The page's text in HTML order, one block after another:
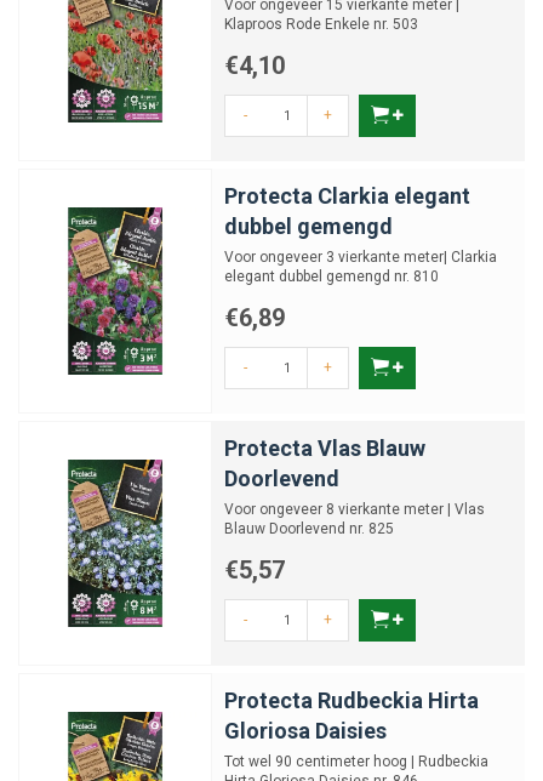
Voor ongeveer 15 vierkante meter |
Klaproos Rode Enkele nr. 503
€4,10
- +
Protecta Clarkia elegant
dubbel gemengd
Voor ongeveer 3 vierkante meter| Clarkia
elegant dubbel gemengd nr. 810
€6,89
- +
Protecta Vlas Blauw
Doorlevend
Voor ongeveer 8 vierkante meter | Vlas
Blauw Doorlevend nr. 825
€5,57
- +
Protecta Rudbeckia Hirta
Gloriosa Daisies
Tot wel 90 centimeter hoog | Rudbeckia